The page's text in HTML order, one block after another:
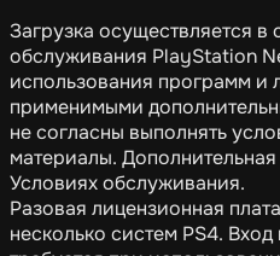
Загрузка осуществляется в
обслуживания PlayStation
использования программ
применимыми
не согласны выполнять
материалы.
Условиях обслуживания.
Разовая лицензионная
несколько систем PS4.